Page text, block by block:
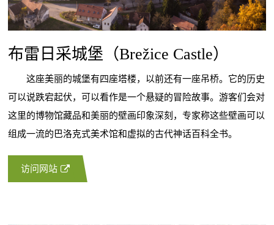
布雷日采城堡（Brežice Castle）
这座美丽的城堡有四座塔楼，以前还有一座吊桥。它的历史
可以说跌宕起伏，可以看作是一个悬疑的冒险故事。游客们会对
这里的博物馆藏品和美丽的壁画印象深刻，专家称这些壁画可以
组成一流的巴洛克式美术馆和虚拟的古代神话百科全书。
访问网站